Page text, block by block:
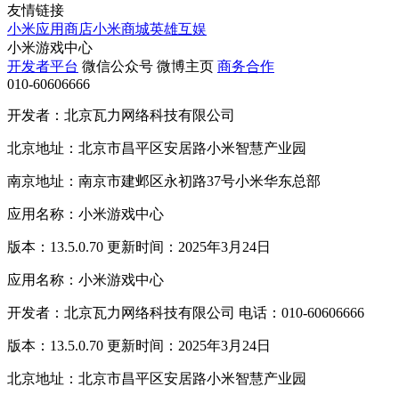
友情链接
小米应用商店小米商城英雄互娱
小米游戏中心
开发者平台 微信公众号 微博主页 商务合作
010-60606666
开发者：北京瓦力网络科技有限公司
北京地址：北京市昌平区安居路小米智慧产业园
南京地址：南京市建邺区永初路37号小米华东总部
应用名称：小米游戏中心
版本：13.5.0.70 更新时间：2025年3月24日
应用名称：小米游戏中心
开发者：北京瓦力网络科技有限公司 电话：010-60606666
版本：13.5.0.70 更新时间：2025年3月24日
北京地址：北京市昌平区安居路小米智慧产业园